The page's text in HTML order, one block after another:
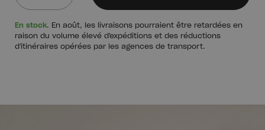
En stock. En août, les livraisons pourraient être retardées en
raison du volume élevé d'expéditions et des réductions
d'itinéraires opérées par les agences de transport.